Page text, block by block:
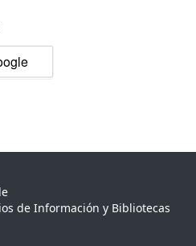
de Información y Bibliotecas